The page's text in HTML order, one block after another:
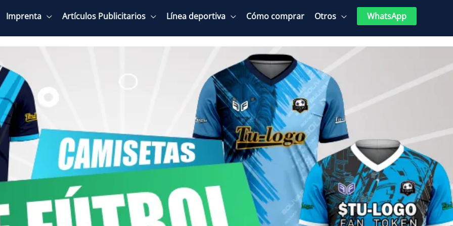
Imprenta Artículos Publicitarios Línea deportiva Cómo comprar Otros WhatsApp